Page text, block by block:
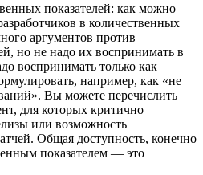
показателей: как можно
в количественных
аргументов против
но не надо их воспринимать в
воспринимать только как
например, как «не
Вы можете перечислить
для которых критично
или возможность
Общая доступность, конечно
показателем — это